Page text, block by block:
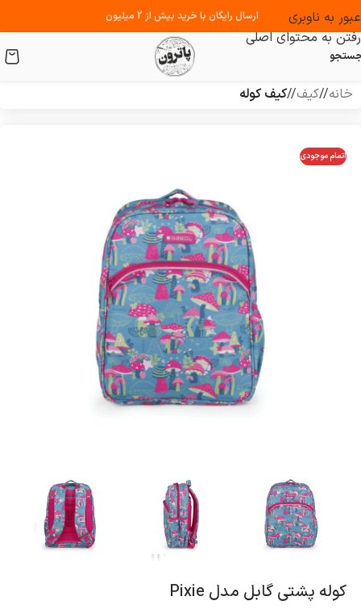
عبور به ناوبری
رفتن به محتوای اصلی
ارسال رایگان با خرید بیش از 2 میلیون
خانه/ کیف/ کیف کوله
اتمام موجودی
کوله پشتی گابل مدل Pixie